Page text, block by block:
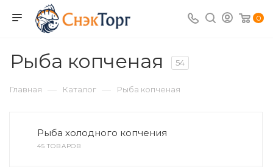
0
Рыба копченая 54
Главная — Каталог — Рыба копченая
Рыба холодного копчения
45 ТОВАРОВ